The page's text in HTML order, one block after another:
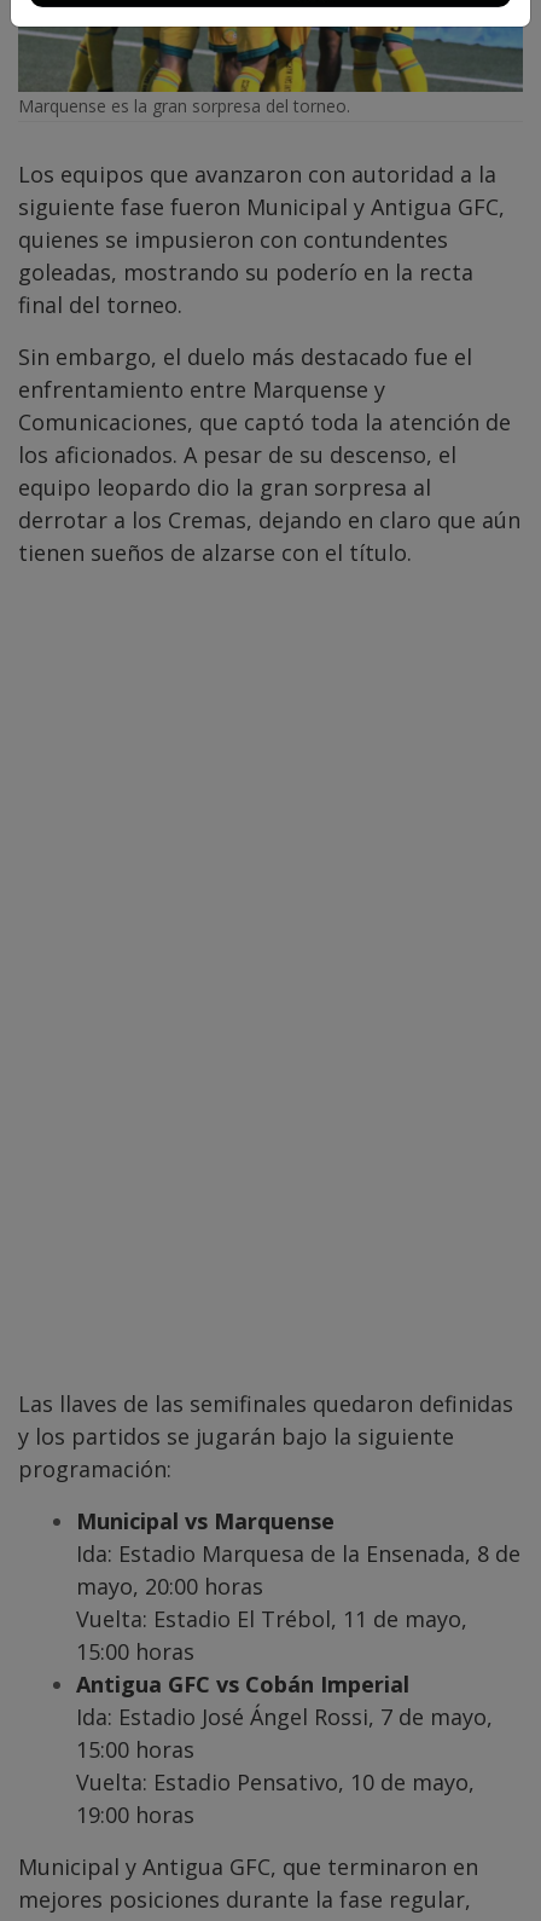
Marquense es la gran sorpresa del torneo.
Los equipos que avanzaron con autoridad a la
siguiente fase fueron Municipal y Antigua GFC,
quienes se impusieron con contundentes
goleadas, mostrando su poderío en la recta
final del torneo.
Sin embargo, el duelo más destacado fue el
enfrentamiento entre Marquense y
Comunicaciones, que captó toda la atención de
los aficionados. A pesar de su descenso, el
equipo leopardo dio la gran sorpresa al
derrotar a los Cremas, dejando en claro que aún
tienen sueños de alzarse con el título.
Las llaves de las semifinales quedaron definidas
y los partidos se jugarán bajo la siguiente
programación:
Municipal vs Marquense
Ida: Estadio Marquesa de la Ensenada, 8 de
mayo, 20:00 horas
Vuelta: Estadio El Trébol, 11 de mayo,
15:00 horas
Antigua GFC vs Cobán Imperial
Ida: Estadio José Ángel Rossi, 7 de mayo,
15:00 horas
Vuelta: Estadio Pensativo, 10 de mayo,
19:00 horas
Municipal y Antigua GFC, que terminaron en
mejores posiciones durante la fase regular,